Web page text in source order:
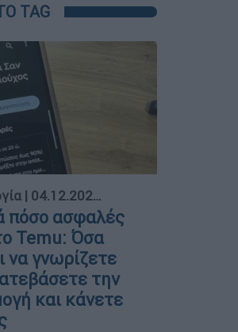
TAG
| 04.12.2023 20:10
πόσο ασφαλές
Temu: Όσα
να γνωρίζετε
την
και κάνετε